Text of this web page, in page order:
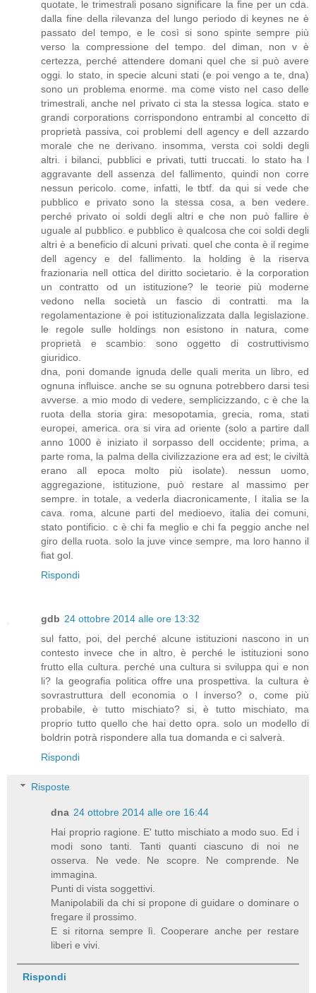
quotate, le trimestrali posano significare la fine per un cda.
dalla fine della rilevanza del lungo periodo di keynes ne è
passato del tempo, e le così si sono spinte sempre più
verso la compressione del tempo. del diman, non v è
certezza, perché attendere domani quel che si può avere
oggi. lo stato, in specie alcuni stati (e poi vengo a te, dna)
sono un problema enorme. ma come visto nel caso delle
trimestrali, anche nel privato ci sta la stessa logica. stato e
grandi corporations corrispondono entrambi al concetto di
proprietà passiva, coi problemi dell agency e dell azzardo
morale che ne derivano. insomma, versta coi soldi degli
altri. i bilanci, pubblici e privati, tutti truccati. lo stato ha l
aggravante dell assenza del fallimento, quindi non corre
nessun pericolo. come, infatti, le tbtf. da qui si vede che
pubblico e privato sono la stessa cosa, a ben vedere.
perché privato oi soldi degli altri e che non può fallire è
uguale al pubblico. e pubblico è qualcosa che coi soldi degli
altri è a beneficio di alcuni privati. quel che conta è il regime
dell agency e del fallimento. la holding è la riserva
frazionaria nell ottica del diritto societario. è la corporation
un contratto od un istituzione? le teorie più moderne
vedono nella società un fascio di contratti. ma la
regolamentazione è poi istituzionalizzata dalla legislazione.
le regole sulle holdings non esistono in natura, come
proprietà e scambio: sono oggetto di costruttivismo
giuridico.
dna, poni domande ignuda delle quali merita un libro, ed
ognuna influisce. anche se su ognuna potrebbero darsi tesi
avverse. a mio modo di vedere, semplicizzando, c è che la
ruota della storia gira: mesopotamia, grecia, roma, stati
europei, america. ora si vira ad oriente (solo a partire dall
anno 1000 è iniziato il sorpasso dell occidente; prima, a
parte roma, la palma della civilizzazione era ad est; le civiltà
erano all epoca molto più isolate). nessun uomo,
aggregazione, istituzione, può restare al massimo per
sempre. in totale, a vederla diacronicamente, l italia se la
cava. roma, alcune parti del medioevo, italia dei comuni,
stato pontificio. c è chi fa meglio e chi fa peggio anche nel
giro della ruota. solo la juve vince sempre, ma loro hanno il
fiat gol.
Rispondi
gdb 24 ottobre 2014 alle ore 13:32
sul fatto, poi, del perché alcune istituzioni nascono in un
contesto invece che in altro, è perché le istituzioni sono
frutto ella cultura. perché una cultura si sviluppa qui e non
li? la geografia politica offre una prospettiva. la cultura è
sovrastruttura dell economia o l inverso? o, come più
probabile, è tutto mischiato? si, è tutto mischiato, ma
proprio tutto quello che hai detto opra. solo un modello di
boldrin potrà rispondere alla tua domanda e ci salverà.
Rispondi
Risposte
dna 24 ottobre 2014 alle ore 16:44
Hai proprio ragione. E' tutto mischiato a modo suo. Ed i
modi sono tanti. Tanti quanti ciascuno di noi ne
osserva. Ne vede. Ne scopre. Ne comprende. Ne
immagina.
Punti di vista soggettivi.
Manipolabili da chi si propone di guidare o dominare o
fregare il prossimo.
E si ritorna sempre lì. Cooperare anche per restare
liberi e vivi.
Rispondi